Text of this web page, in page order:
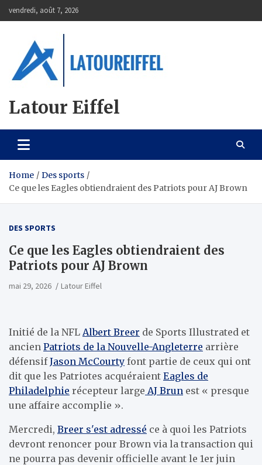
to
vendredi, août 7, 2026
Latour Eiffel
Home
Des sports
Ce que les Eagles obtiendraient des Patriots pour AJ Brown
DES SPORTS
Ce que les Eagles obtiendraient des
Patriots pour AJ Brown
mai 29, 2026 Latour Eiffel
Initié de la NFL Albert Breer de Sports Illustrated et
ancien Patriots de la Nouvelle-Angleterre arrière
défensifJason McCourty font partie de ceux qui ont
dit que les Patriotes acquéraient Eagles de
Philadelphie récepteur large AJ Brun est « presque
une affaire accomplie ».
Mercredi, Breer s'est adressé ce à quoi les Patriots
devront renoncer pour Brown via la transaction qui
ne pourra pas devenir officielle avant le 1er juin